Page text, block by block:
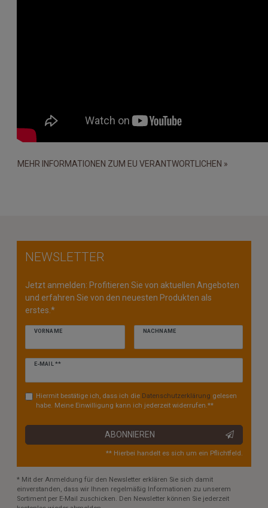
MEHR INFORMATIONEN ZUM EU VERANTWORTLICHEN »
NEWSLETTER
Jetzt anmelden: Profitieren Sie von aktuellen Angeboten
und erfahren Sie von den neuesten Produkten als
erstes.*
VORNAME NACHNAME
E-MAIL **
Newsletter
Hiermit bestätige ich, dass ich die Daten­schutz­erklärung gelesen
habe. Meine Einwilligung kann ich jederzeit widerrufen.**
ABONNIEREN
** Hierbei handelt es sich um ein Pflichtfeld.
* Mit der Anmeldung für den Newsletter erklären Sie sich damit
einverstanden, dass wir Ihnen regelmäßig Informationen zu unserem
Sortiment per E-Mail zuschicken. Den Newsletter können Sie jederzeit